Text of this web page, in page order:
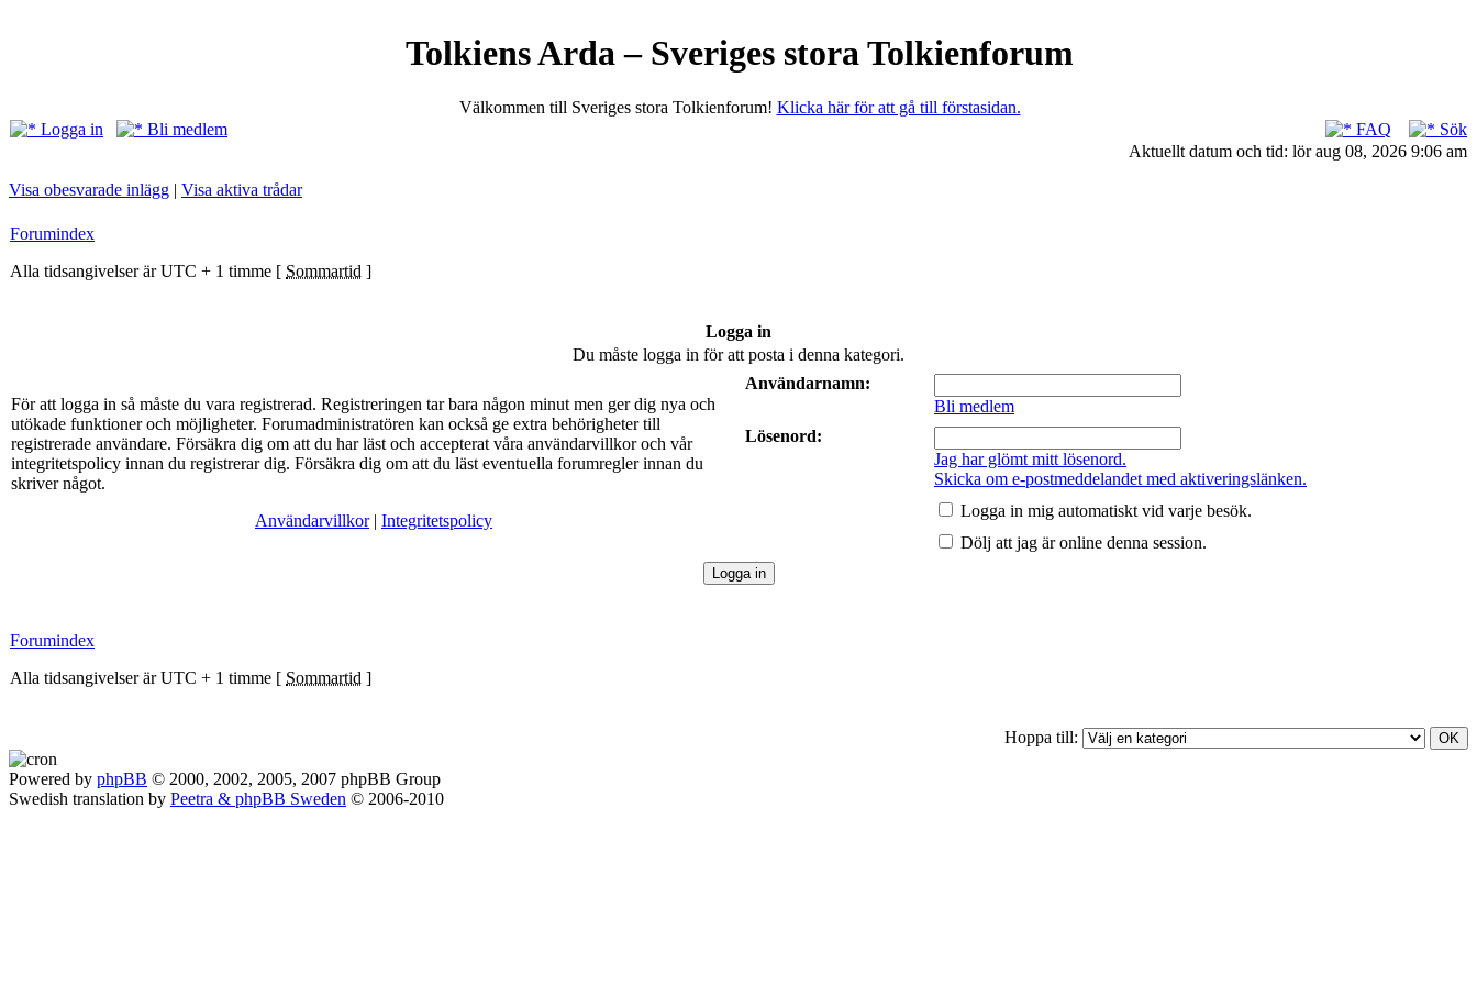
Tolkiens Arda – Sveriges stora Tolkienforum
Välkommen till Sveriges stora Tolkienforum! Klicka här för att gå till förstasidan.
Logga in
Bli medlem FAQ
Sök
Aktuellt datum och tid: lör aug 08, 2026 9:06 am
Visa obesvarade inlägg | Visa aktiva trådar
Forumindex
Alla tidsangivelser är UTC + 1 timme [ Sommartid ]
Logga in
Du måste logga in för att posta i denna kategori.
För att logga in så måste du vara registrerad. Registreringen tar bara någon minut men ger dig nya och
utökade funktioner och möjligheter. Forumadministratören kan också ge extra behörigheter till
registrerade användare. Försäkra dig om att du har läst och accepterat våra användarvillkor och vår
integritetspolicy innan du registrerar dig. Försäkra dig om att du läst eventuella forumregler innan du
skriver något.
Användarvillkor| Integritetspolicy
Användarnamn:
Bli medlem
Lösenord:
Jag har glömt mitt lösenord.
Skicka om e-postmeddelandet med aktiveringslänken.
Logga in mig automatiskt vid varje besök.
Dölj att jag är online denna session.
Forumindex
Alla tidsangivelser är UTC + 1 timme [ Sommartid ]
Hoppa till:
Powered by phpBB © 2000, 2002, 2005, 2007 phpBB Group
Swedish translation by Peetra & phpBB Sweden © 2006-2010